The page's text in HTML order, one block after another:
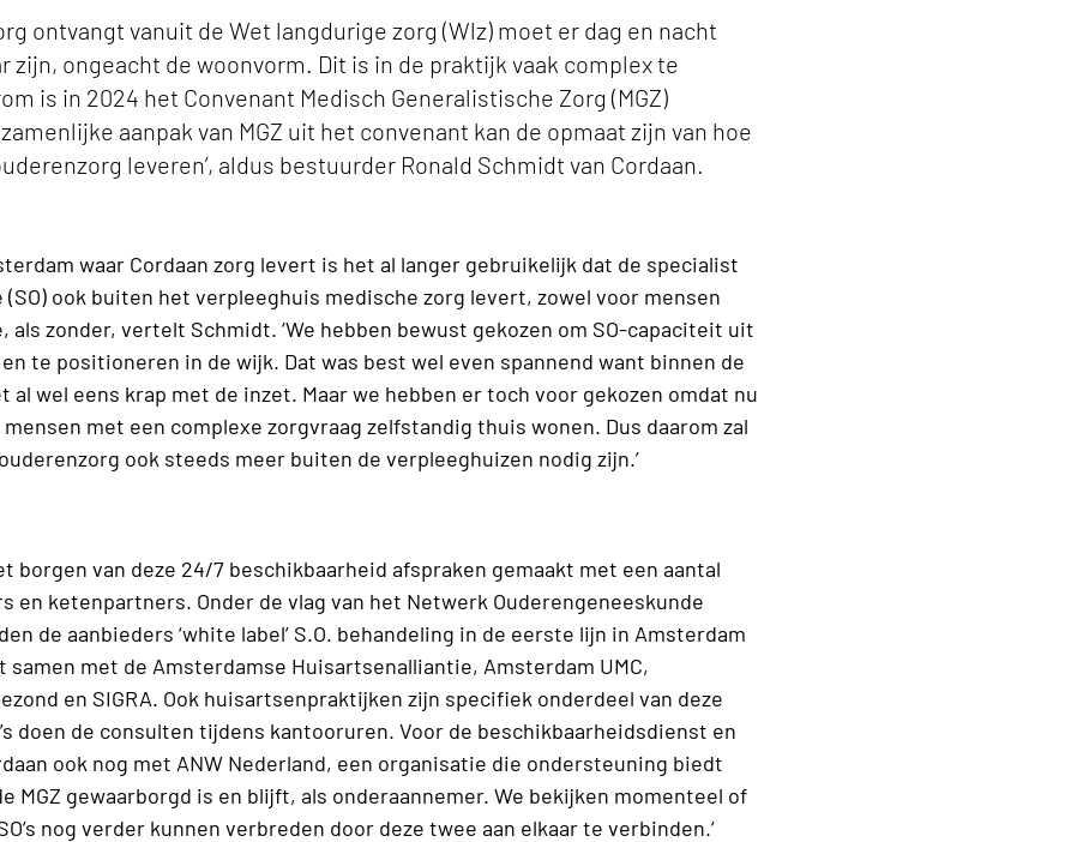
ontvangt vanuit de Wet langdurige zorg (Wlz) moet er dag en nacht
zijn, ongeacht de woonvorm. Dit is in de praktijk vaak complex te
is in 2024 het Convenant Medisch Generalistische Zorg (MGZ)
aanpak van MGZ uit het convenant kan de opmaat zijn van hoe
leveren’, aldus bestuurder Ronald Schmidt van Cordaan.
waar Cordaan zorg levert is het al langer gebruikelijk dat de specialist
ook buiten het verpleeghuis medische zorg levert, zowel voor mensen
als zonder, vertelt Schmidt. ‘We hebben bewust gekozen om SO-capaciteit uit
te positioneren in de wijk. Dat was best wel even spannend want binnen de
al wel eens krap met de inzet. Maar we hebben er toch voor gekozen omdat nu
met een complexe zorgvraag zelfstandig thuis wonen. Dus daarom zal
ook steeds meer buiten de verpleeghuizen nodig zijn.’
borgen van deze 24/7 beschikbaarheid afspraken gemaakt met een aantal
en ketenpartners. Onder de vlag van het Netwerk Ouderengeneeskunde
de aanbieders ‘white label’ S.O. behandeling in de eerste lijn in Amsterdam
samen met de Amsterdamse Huisartsenalliantie, Amsterdam UMC,
en SIGRA. Ook huisartsenpraktijken zijn specifiek onderdeel van deze
doen de consulten tijdens kantooruren. Voor de beschikbaarheidsdienst en
ook nog met ANW Nederland, een organisatie die ondersteuning biedt
MGZ gewaarborgd is en blijft, als onderaannemer. We bekijken momenteel of
nog verder kunnen verbreden door deze twee aan elkaar te verbinden.’